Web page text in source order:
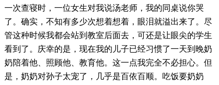
一次查寝时，一位女生对我说汤老师，我的同桌说你哭
了。确实，不知有多少次想着想着，眼泪就溢出来了。尽
管这种时候我都会站到教室后面去，可还是让眼尖的学生
看到了。庆幸的是，现在我的儿子已经习惯了一天到晚奶
奶陪着他、照顾他、教育他。这一点我完全不必担心。但
是，奶奶对孙子太宠了，几乎是百依百顺。吃饭要奶奶